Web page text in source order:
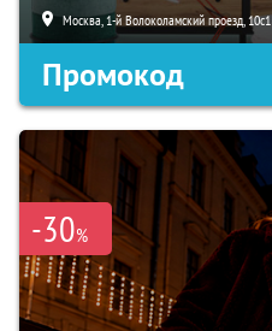
Москва, 1-й Волоколамский проезд, 10с1
Промокод
-30%